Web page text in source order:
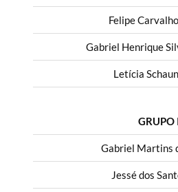
Felipe
Gabriel Henrique
Letícia
GRUPO
Gabriel Martins
Jessé dos